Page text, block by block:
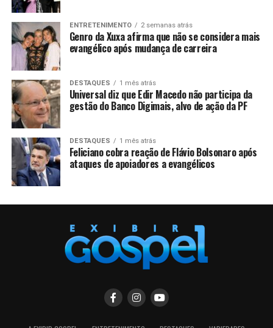
ENTRETENIMENTO 2 semanas atrás
Genro da Xuxa afirma que não se considera mais
evangélico após mudança de carreira
DESTAQUES 1 mês atrás
Universal diz que Edir Macedo não participa da
gestão do Banco Digimais, alvo de ação da PF
DESTAQUES 1 mês atrás
Feliciano cobra reação de Flávio Bolsonaro após
ataques de apoiadores a evangélicos